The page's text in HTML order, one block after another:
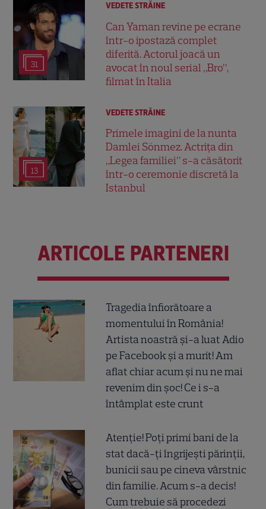
31
VEDETE STRĂINE
Can Yaman revine pe ecrane
într-o ipostază complet
diferită. Actorul joacă un
avocat în noul serial „Bro”,
filmat în Italia
13
VEDETE STRĂINE
Primele imagini de la nunta
Damlei Sönmez. Actrița din
„Legea familiei” s-a căsătorit
într-o ceremonie discretă la
Istanbul
ARTICOLE PARTENERI
Tragedia înfiorătoare a
momentului în România!
Artista noastră și-a luat Adio
pe Facebook și a murit! Am
aflat chiar acum și nu ne mai
revenim din șoc! Ce i s-a
întâmplat este crunt
Atenție! Poți primi bani de la
stat dacă-ți îngrijești părinții,
bunicii sau pe cineva vârstnic
din familie. Acum s-a decis!
Cum trebuie să procedezi